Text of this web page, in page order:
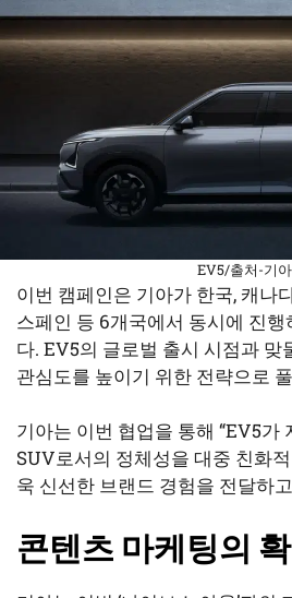
EV5/출처-기아
이번 캠페인은 기아가 한국, 캐나
스페인 등 6개국에서 동시에 진
다. EV5의 글로벌 출시 시점과 맞
관심도를 높이기 위한 전략으로
기아는 이번 협업을 통해 “EV5가
SUV로서의 정체성을 대중 친화
욱 신선한 브랜드 경험을 전달하
콘텐츠 마케팅의